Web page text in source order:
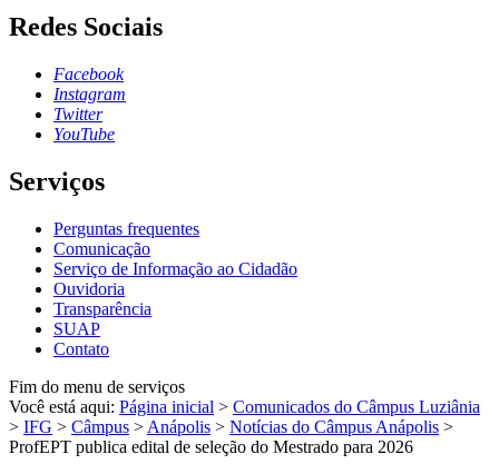
Redes Sociais
Facebook
Instagram
Twitter
YouTube
Serviços
Perguntas frequentes
Comunicação
Serviço de Informação ao Cidadão
Ouvidoria
Transparência
SUAP
Contato
Fim do menu de serviços
Você está aqui: Página inicial > Comunicados do Câmpus Luziânia
> IFG > Câmpus > Anápolis > Notícias do Câmpus Anápolis >
ProfEPT publica edital de seleção do Mestrado para 2026